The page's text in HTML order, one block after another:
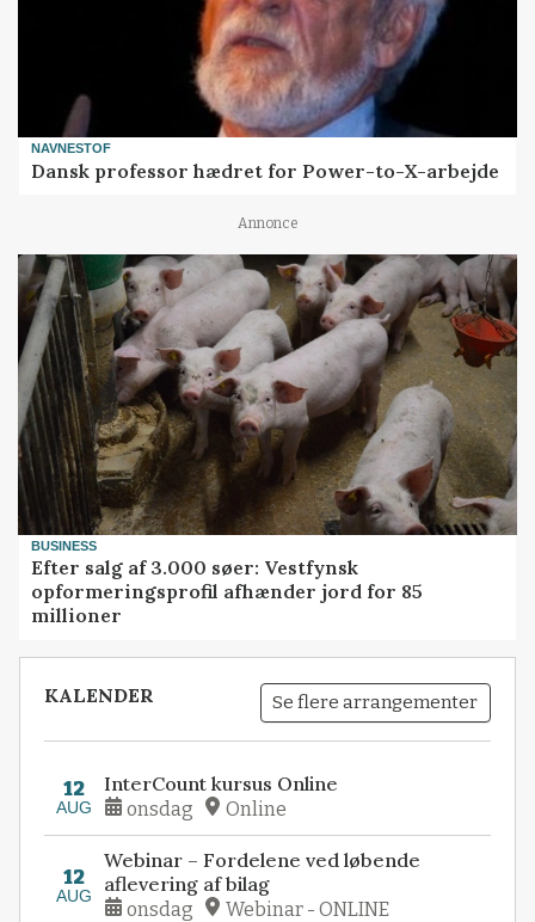
NAVNESTOF
Dansk professor hædret for Power-to-X-arbejde
Annonce
BUSINESS
Efter salg af 3.000 søer: Vestfynsk
opformeringsprofil afhænder jord for 85
millioner
KALENDER Se flere arrangementer
12
AUG
InterCount kursus Online
onsdag Online
12
AUG
Webinar – Fordelene ved løbende
aflevering af bilag
onsdag Webinar - ONLINE